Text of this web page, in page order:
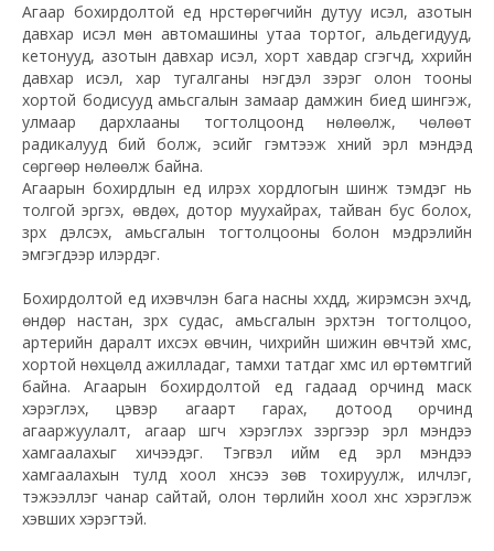
Агаар бохирдолтой үед нүүрстөрөгчийн дутуу исэл, азотын
давхар исэл мөн автомашины утаа тортог, альдегидууд,
кетонууд, азотын давхар исэл, хорт хавдар үүсгэгчүүд, хүхрийн
давхар исэл, хар тугалганы нэгдэл зэрэг олон тооны
хортой бодисууд амьсгалын замаар дамжин биед шингэж,
улмаар дархлааны тогтолцоонд нөлөөлж, чөлөөт
радикалууд бий болж, эсийг гэмтээж хүний эрүүл мэндэд
сөргөөр нөлөөлж байна.
Агаарын бохирдлын үед илрэх хордлогын шинж тэмдэг нь
толгой эргэх, өвдөх, дотор муухайрах, тайван бус болох,
зүрх дэлсэх, амьсгалын тогтолцооны болон мэдрэлийн
эмгэгүүдээр илэрдэг.
Бохирдолтой үед ихэвчлэн бага насны хүүхдүүд, жирэмсэн эхчүүд,
өндөр настан, зүрх судас, амьсгалын эрхтэн тогтолцоо,
артерийн даралт ихсэх өвчин, чихрийн шижин өвчтэй хүмүүс,
хортой нөхцөлд ажилладаг, тамхи татдаг хүмүүс илүү өртөмтгий
байна. Агаарын бохирдолтой үед гадаад орчинд маск
хэрэглэх, цэвэр агаарт гарах, дотоод орчинд
агааржуулалт, агаар шүүгч хэрэглэх зэргээр эрүүл мэндээ
хамгаалахыг хичээдэг. Тэгвэл ийм үед эрүүл мэндээ
хамгаалахын тулд хоол хүнсээ зөв тохируулж, илчлэг,
тэжээллэг чанар сайтай, олон төрлийн хоол хүнс хэрэглэж
хэвших хэрэгтэй.